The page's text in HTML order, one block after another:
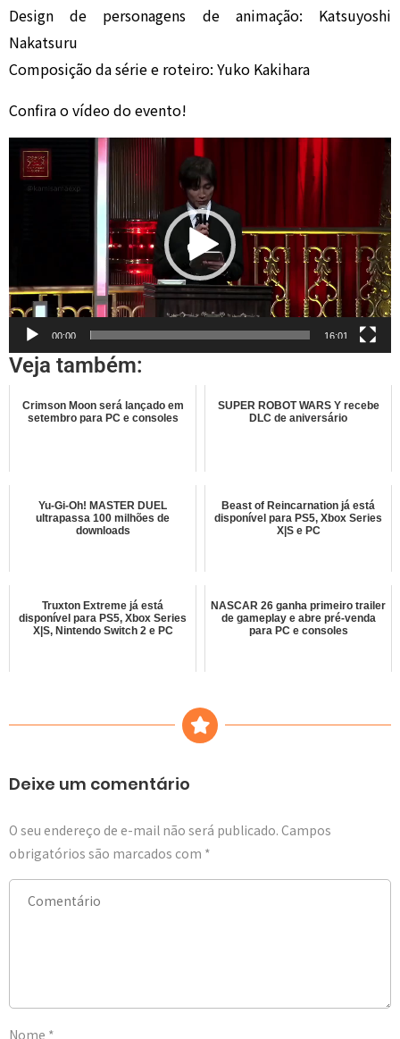
Design de personagens de animação: Katsuyoshi
Nakatsuru
Composição da série e roteiro: Yuko Kakihara
Confira o vídeo do evento!
Tocador
vídeo
00:00 16:01
Veja também:
Crimson Moon será lançado em
setembro para PC e consoles
SUPER ROBOT WARS Y recebe
DLC de aniversário
Yu-Gi-Oh! MASTER DUEL
ultrapassa 100 milhões de
downloads
Beast of Reincarnation já está
disponível para PS5, Xbox Series
X|S e PC
Truxton Extreme já está
disponível para PS5, Xbox Series
X|S, Nintendo Switch 2 e PC
NASCAR 26 ganha primeiro trailer
de gameplay e abre pré-venda
para PC e consoles
Deixe um comentário
O seu endereço de e-mail não será publicado. Campos
obrigatórios são marcados com *
Nome *